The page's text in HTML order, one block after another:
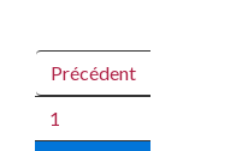
Précédent
1